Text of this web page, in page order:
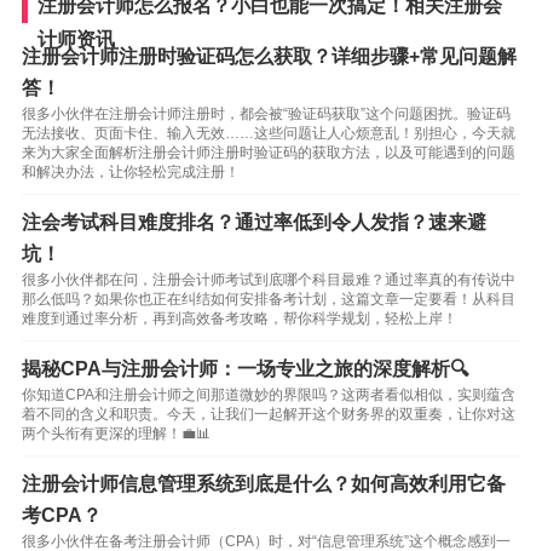
注册会计师怎么报名？小白也能一次搞定！相关注册会
计师资讯
注册会计师注册时验证码怎么获取？详细步骤+常见问题解
答！
很多小伙伴在注册会计师注册时，都会被“验证码获取”这个问题困扰。验证码
无法接收、页面卡住、输入无效……这些问题让人心烦意乱！别担心，今天就
来为大家全面解析注册会计师注册时验证码的获取方法，以及可能遇到的问题
和解决办法，让你轻松完成注册！
注会考试科目难度排名？通过率低到令人发指？速来避
坑！
很多小伙伴都在问，注册会计师考试到底哪个科目最难？通过率真的有传说中
那么低吗？如果你也正在纠结如何安排备考计划，这篇文章一定要看！从科目
难度到通过率分析，再到高效备考攻略，帮你科学规划，轻松上岸！
揭秘CPA与注册会计师：一场专业之旅的深度解析🔍
你知道CPA和注册会计师之间那道微妙的界限吗？这两者看似相似，实则蕴含
着不同的含义和职责。今天，让我们一起解开这个财务界的双重奏，让你对这
两个头衔有更深的理解！💼📊
注册会计师信息管理系统到底是什么？如何高效利用它备
考CPA？
很多小伙伴在备考注册会计师（CPA）时，对“信息管理系统”这个概念感到一